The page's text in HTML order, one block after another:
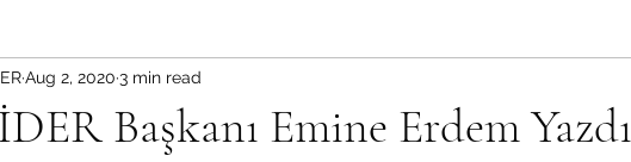
Başkanı Emine Erdem
Aug 2, 2020 3 min read